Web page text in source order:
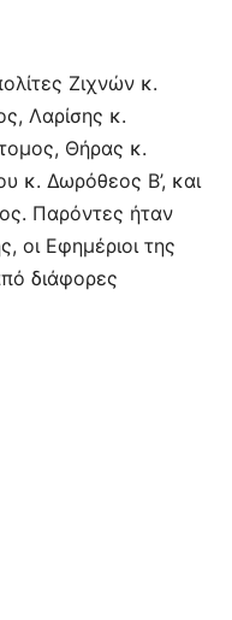
Ζιχνών κ.
Λαρίσης κ.
Θήρας κ.
κ. Δωρόθεος Β’, και
Παρόντες ήταν
οι Εφημέριοι της
διάφορες